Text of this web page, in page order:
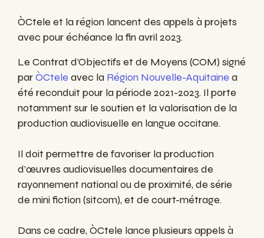
ÒCtele et la région lancent des appels à projets
avec pour échéance la fin avril 2023.
Le Contrat d’Objectifs et de Moyens (COM) signé
parÒCtele avec la Région Nouvelle-Aquitaine a
été reconduit pour la période 2021-2023. Il porte
notamment sur le soutien et la valorisation de la
production audiovisuelle en langue occitane.
Il doit permettre de favoriser la production
d’œuvres audiovisuelles documentaires de
rayonnement national ou de proximité, de série
de mini fiction (sitcom), et de court-métrage.
Dans ce cadre, ÒCtele lance plusieurs appels à